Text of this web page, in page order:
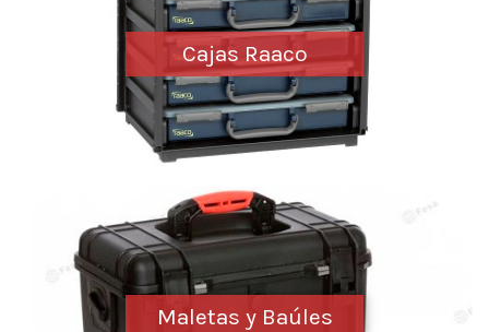
Cajas Raaco
Maletas y Baúles